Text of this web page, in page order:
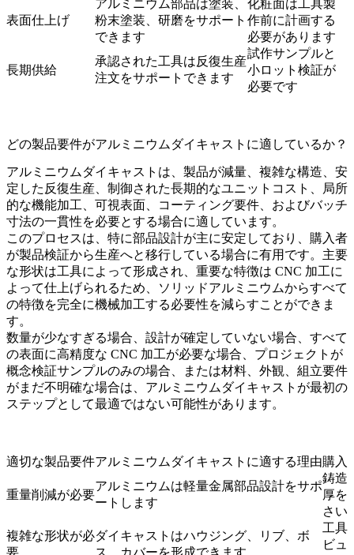
表面仕上げ
アルミニウム部品は塗装、
粉末塗装、研磨をサポート
できます
化粧面は工具製
作前に計画する
必要があります
長期供給
承認された工具は反復生産
注文をサポートできます
試作サンプルと
小ロット検証が
必要です
どの製品要件がアルミニウムダイキャストに適しているか？
アルミニウムダイキャストは、製品が減量、複雑な構造、安
定した反復生産、制御された長期的なユニットコスト、局所
的な機能加工、可視表面、コーティング要件、およびバッチ
寸法の一貫性を必要とする場合に適しています。
このプロセスは、特に部品設計が主に安定しており、購入者
が製品検証から生産へと移行している場合に有用です。主要
な形状は工具によって形成され、重要な特徴は CNC 加工に
よって仕上げられるため、ソリッドアルミニウムからすべて
の特徴を完全に機械加工する必要性を減らすことができま
す。
数量が少なすぎる場合、設計が確定していない場合、すべて
の表面に高精度な CNC 加工が必要な場合、プロジェクトが
概念検証サンプルのみの場合、または材料、外観、組立要件
がまだ不明確な場合は、アルミニウムダイキャストが最初の
ステップとして最適ではない可能性があります。
適切な製品要件アルミニウムダイキャストに適する理由購入
重量削減が必要
アルミニウムは軽量金属部品設計をサポ
ートします
鋳造
厚を
さい
複雑な形状が必ダイキャストはハウジング、リブ、ボ
工具
ビュ